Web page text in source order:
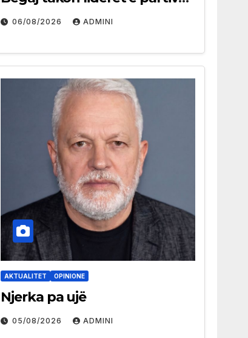
shqiptare në Ulqin
06/08/2026 ADMINI
AKTUALITET OPINIONE
Njerka pa ujë
05/08/2026 ADMINI